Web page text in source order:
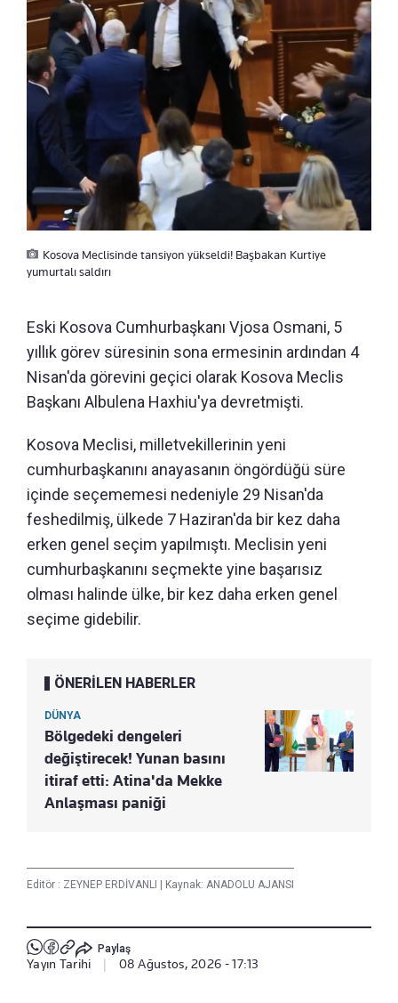
Kosova Meclisinde tansiyon yükseldi! Başbakan Kurtiye
yumurtalı saldırı
Eski Kosova Cumhurbaşkanı Vjosa Osmani, 5
yıllık görev süresinin sona ermesinin ardından 4
Nisan'da görevini geçici olarak Kosova Meclis
Başkanı Albulena Haxhiu'ya devretmişti.
Kosova Meclisi, milletvekillerinin yeni
cumhurbaşkanını anayasanın öngördüğü süre
içinde seçememesi nedeniyle 29 Nisan'da
feshedilmiş, ülkede 7 Haziran'da bir kez daha
erken genel seçim yapılmıştı. Meclisin yeni
cumhurbaşkanını seçmekte yine başarısız
olması halinde ülke, bir kez daha erken genel
seçime gidebilir.
ÖNERİLEN HABERLER
DÜNYA
Bölgedeki dengeleri
değiştirecek! Yunan basını
itiraf etti: Atina'da Mekke
Anlaşması paniği
Editör : ZEYNEP ERDİVANLI Kaynak: ANADOLU AJANSI
Paylaş
Yayın Tarihi 08 Ağustos, 2026 - 17:13